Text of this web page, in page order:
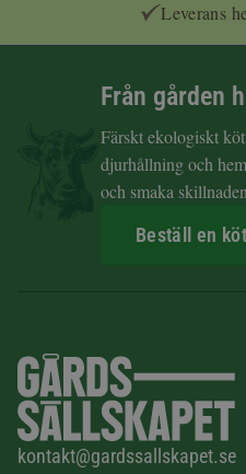
Leverans
Från gården
Färskt ekologiskt
djurhållning och
och smaka
Beställ en
kontakt@gardssallskapet.se